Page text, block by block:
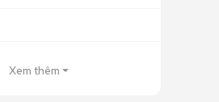
Xem thêm